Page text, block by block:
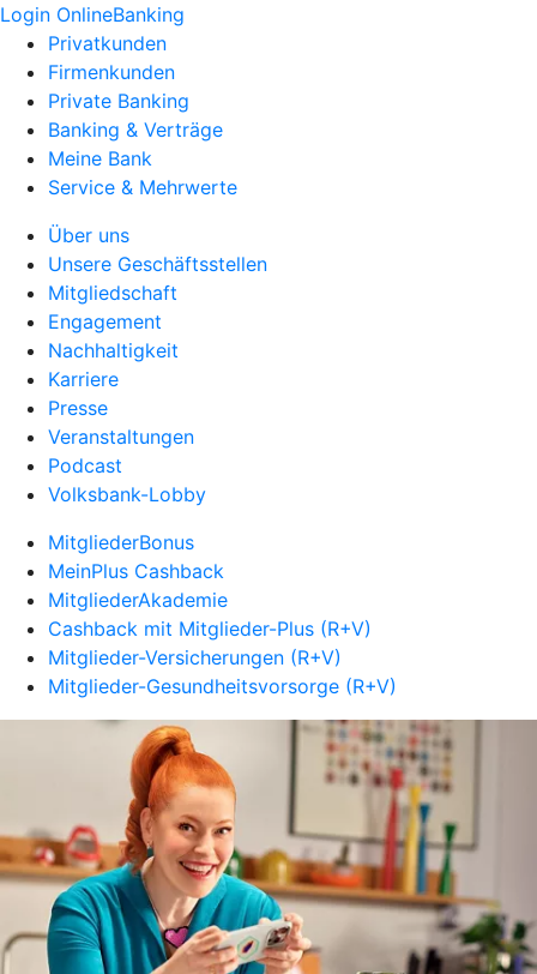
Login OnlineBanking
Privatkunden
Firmenkunden
Private Banking
Banking & Verträge
Meine Bank
Service & Mehrwerte
Über uns
Unsere Geschäftsstellen
Mitgliedschaft
Engagement
Nachhaltigkeit
Karriere
Presse
Veranstaltungen
Podcast
Volksbank-Lobby
MitgliederBonus
MeinPlus Cashback
MitgliederAkademie
Cashback mit Mitglieder-Plus (R+V)
Mitglieder-Versicherungen (R+V)
Mitglieder-Gesundheitsvorsorge (R+V)